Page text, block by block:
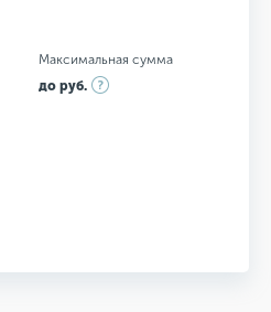
Максимальная сумма
до руб.